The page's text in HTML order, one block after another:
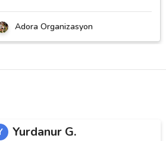
Adora Organizasyon
Yurdanur G.